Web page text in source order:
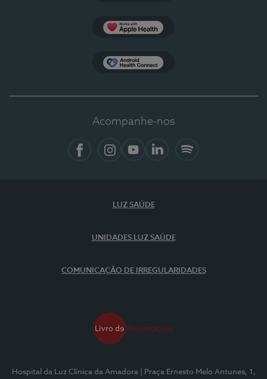
Acompanhe-nos
LUZ SAÚDE
UNIDADES LUZ SAÚDE
COMUNICAÇÃO DE IRREGULARIDADES
Hospital da Luz Clínica da Amadora
| Praça Ernesto Melo Antunes, 1,